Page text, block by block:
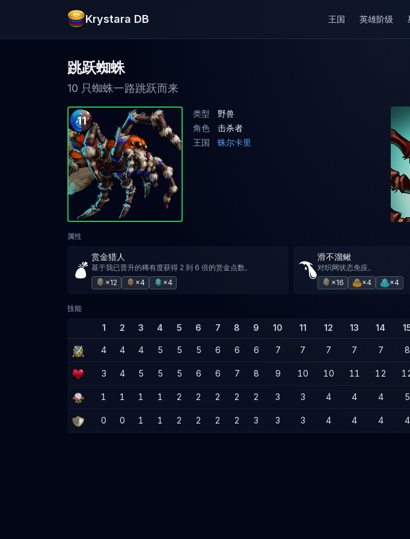
Krystara DB 王国 英雄阶级
跳跃蜘蛛
10 只蜘蛛一路跳跃而来
11
类型
野兽
角色
击杀者
王国
蛛尔卡里
属性
赏金猎人
基于我已晋升的稀有度获得 2 到 6 倍的赏金点数。
×12
×4 ×4
滑不溜鳅
对织网状态免疫。
×16
×4 ×4
技能
1 2 3 4 5 6 7 8 9 10 11 12 13 14
4 4 4 5 5 5 6 6 6 7 7 7 7 7 8
3 4 5 5 5 6 6 7 8 9 10 10 11 12
1 1 1 1 2 2 2 2 2 3 3 4 4 4 5
0 0 1 1 2 2 2 2 3 3 3 4 4 4 4